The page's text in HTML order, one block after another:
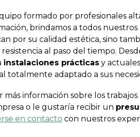
formado por profesionales
brindamos a todos
por su calidad estética, sino
resistencia al paso del tiempo.
instalaciones prácticas y
totalmente adaptado a sus
más información sobre los
o le gustaría recibir un
en contacto con nuestros